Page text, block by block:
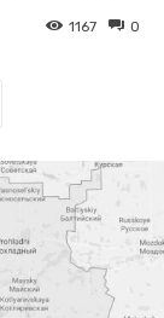
0
1167